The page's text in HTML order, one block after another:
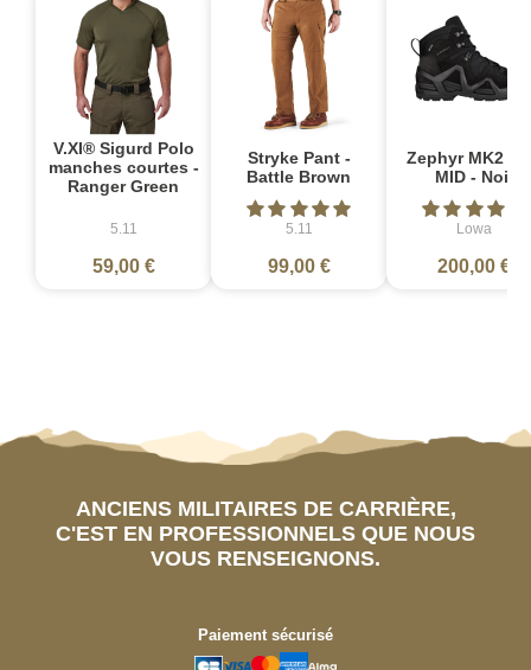
V.XI® Sigurd Polo
manches courtes -
Ranger Green
5.11
59,00 €
Stryke Pant -
Battle Brown
5.11
99,00 €
Zephyr MK2
MID - Noir
Lowa
200,00 €
ANCIENS MILITAIRES DE CARRIÈRE,
C'EST EN PROFESSIONNELS QUE NOUS
VOUS RENSEIGNONS.
Paiement sécurisé